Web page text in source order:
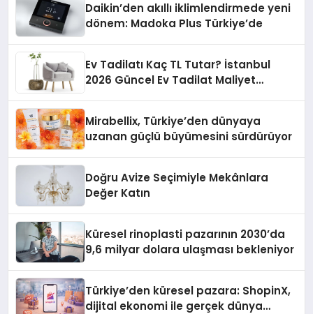
Daikin’den akıllı iklimlendirmede yeni
dönem: Madoka Plus Türkiye’de
Ev Tadilatı Kaç TL Tutar? İstanbul
2026 Güncel Ev Tadilat Maliyet
Mirabellix, Türkiye’den dünyaya
uzanan güçlü büyümesini sürdürüyor
Doğru Avize Seçimiyle Mekânlara
Değer Katın
Küresel rinoplasti pazarının 2030’da
9,6 milyar dolara ulaşması bekleniyor
Türkiye’den küresel pazara: ShopinX,
dijital ekonomi ile gerçek dünya